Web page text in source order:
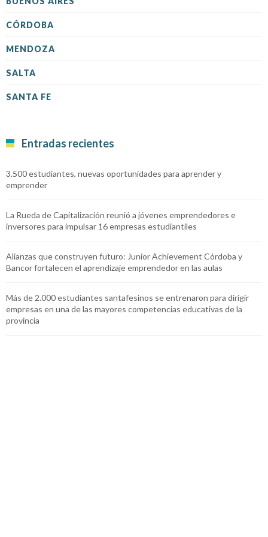
CÓRDOBA
MENDOZA
SALTA
SANTA FE
Entradas recientes
3.500 estudiantes, nuevas oportunidades para aprender y
emprender
La Rueda de Capitalización reunió a jóvenes emprendedores e
inversores para impulsar 16 empresas estudiantiles
Alianzas que construyen futuro: Junior Achievement Córdoba y
Bancor fortalecen el aprendizaje emprendedor en las aulas
Más de 2.000 estudiantes santafesinos se entrenaron para dirigir
empresas en una de las mayores competencias educativas de la
provincia